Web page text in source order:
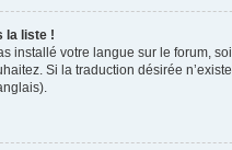
la liste !
installé votre langue sur le forum,
Si la traduction désirée